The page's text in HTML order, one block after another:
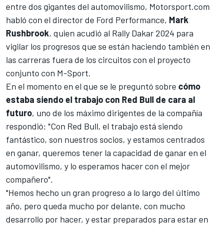
entre dos gigantes del automovilismo, Motorsport.com
habló con el director de Ford Performance, Mark
Rushbrook, quien acudió al Rally Dakar 2024 para
vigilar los progresos que se están haciendo también en
las carreras fuera de los circuitos con el proyecto
conjunto con M-Sport.
En el momento en el que se le preguntó sobre cómo
estaba siendo el trabajo con Red Bull de cara al
futuro, uno de los máximo dirigentes de la compañía
respondió: "Con Red Bull, el trabajo está siendo
fantástico, son nuestros socios, y estamos centrados
en ganar, queremos tener la capacidad de ganar en el
automovilismo, y lo esperamos hacer con el mejor
compañero".
"Hemos hecho un gran progreso a lo largo del último
año, pero queda mucho por delante, con mucho
desarrollo por hacer, y estar preparados para estar en